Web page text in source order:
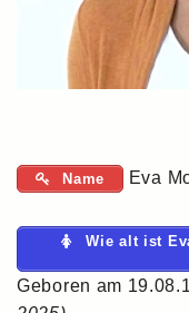
Name Eva
Wie alt ist
Geboren am